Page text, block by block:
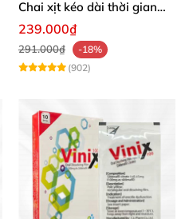
Chai xịt kéo dài thời gian
hiệu quả
239.000₫
291.000₫
-18%
(902)